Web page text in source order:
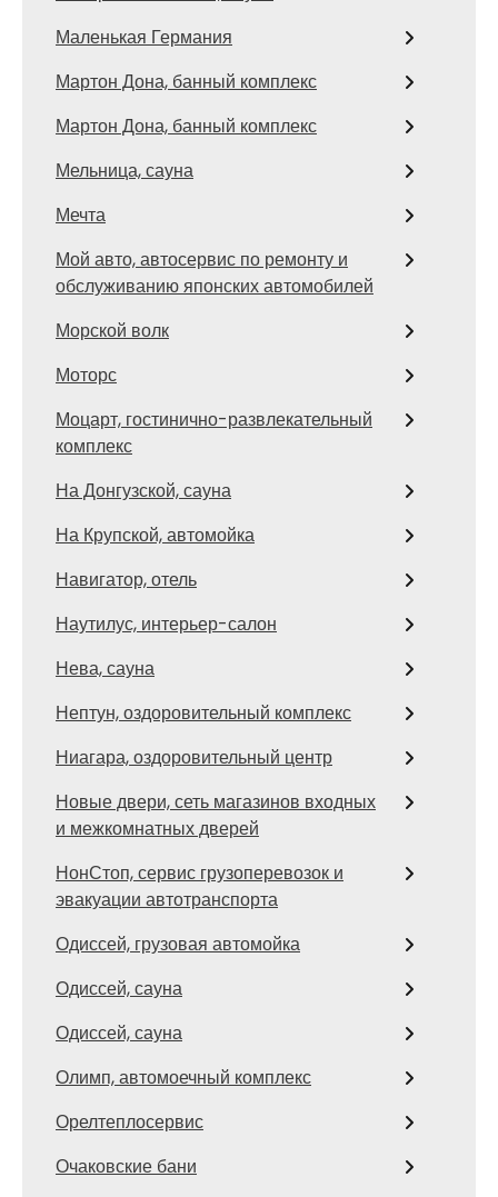
Маленькая Германия
Мартон Дона, банный комплекс
Мартон Дона, банный комплекс
Мельница, сауна
Мечта
Мой авто, автосервис по ремонту и
обслуживанию японских автомобилей
Морской волк
Моторс
Моцарт, гостинично-развлекательный
комплекс
На Донгузской, сауна
На Крупской, автомойка
Навигатор, отель
Наутилус, интерьер-салон
Нева, сауна
Нептун, оздоровительный комплекс
Ниагара, оздоровительный центр
Новые двери, сеть магазинов входных
и межкомнатных дверей
НонСтоп, сервис грузоперевозок и
эвакуации автотранспорта
Одиссей, грузовая автомойка
Одиссей, сауна
Одиссей, сауна
Олимп, автомоечный комплекс
Орелтеплосервис
Очаковские бани